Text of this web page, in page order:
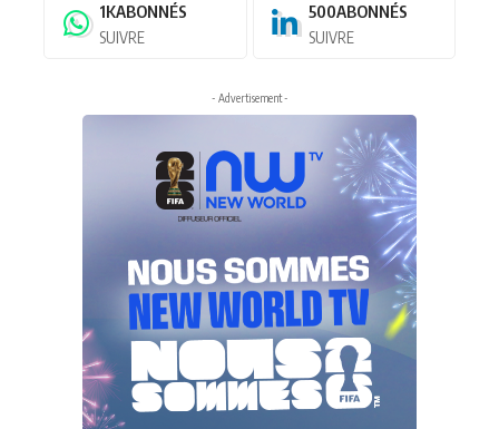
1KABONNÉS
SUIVRE
500ABONNÉS
SUIVRE
- Advertisement -